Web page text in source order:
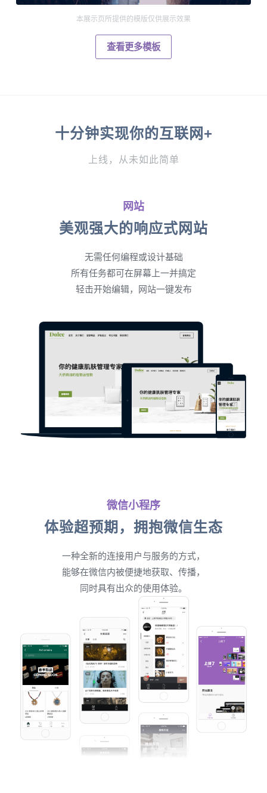
本展示页所提供的模版仅供展示效果
查看更多模板
十分钟实现你的互联网+
上线，从未如此简单
网站
美观强大的响应式网站
无需任何编程或设计基础
所有任务都可在屏幕上一并搞定
轻击开始编辑，网站一键发布
微信小程序
体验超预期，拥抱微信生态
一种全新的连接用户与服务的方式，
能够在微信内被便捷地获取、传播，
同时具有出众的使用体验。